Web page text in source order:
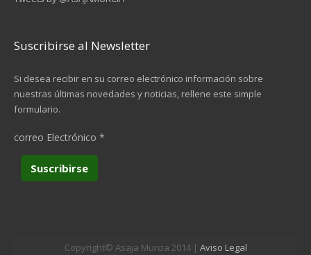
Suscribirse al Newsletter
Si desea recibir en su correo electrónico información sobre
nuestras últimas novedades y noticias, rellene este simple
formulario.
correo Electrónico *
Copyright© Asaja Murcia 2014 | Aviso Legal